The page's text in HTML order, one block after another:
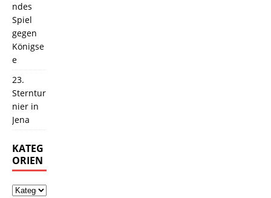
ndes
Spiel
gegen
Königse
e
23.
Sterntur
nier in
Jena
KATEG
ORIEN